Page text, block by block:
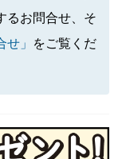
るお問合せ、そ
せ」
をご覧くだ